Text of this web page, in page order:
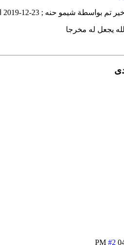
تم بواسطة شيمو حنه ; 23-12-2019 الساعة
يجعل له مخرجا
#2